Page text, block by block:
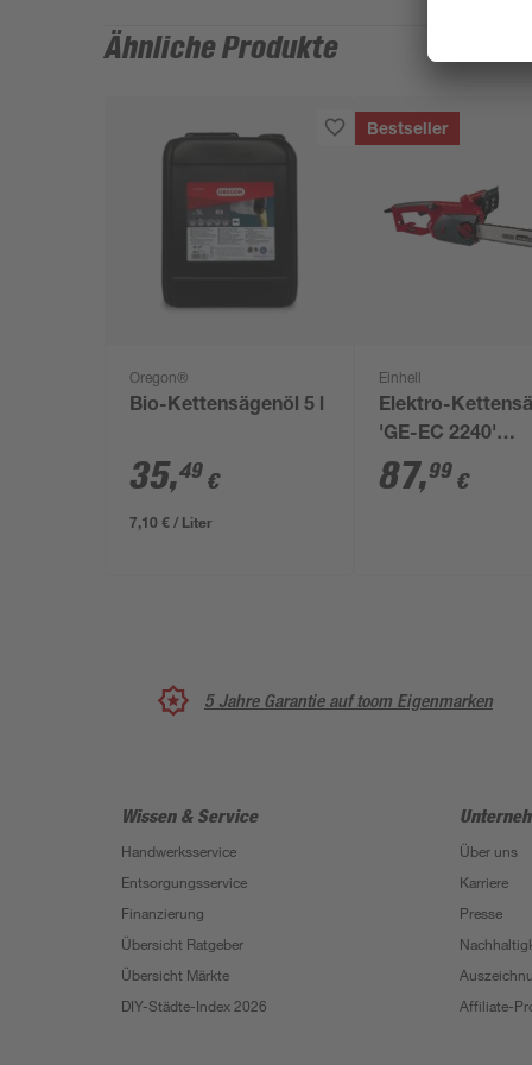
Ähnliche Produkte
Oregon®
Bio-Kettensägenöl 5 l
35,49 €
7,10 € / Liter
Bestseller
Einhell
Elektro-
'GE-EC 2240'
rot/schwarz 40,6
2200 W
87,99 €
5 Jahre Garantie auf toom Eigenmarken
Wissen & Service
Handwerksservice
Entsorgungsservice
Finanzierung
Übersicht Ratgeber
Übersicht Märkte
DIY-Städte-Index 2026
Über uns
Karriere
Presse
Affiliate-